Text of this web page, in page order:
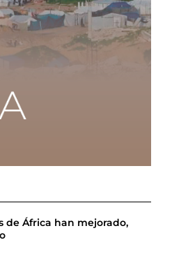
de África han mejorado,